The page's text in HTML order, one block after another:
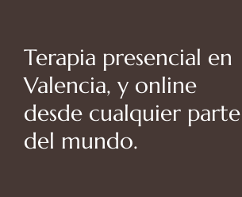
Terapia presencial en
Valencia, y online
desde cualquier parte
del mundo.